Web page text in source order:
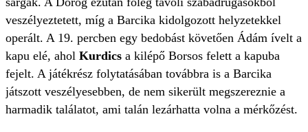
veszélyeztetett, míg a Barcika kidolgozott helyzetekkel
operált. A 19. percben egy bedobást követően Ádám ívelt a
kapu elé, ahol Kurdics a kilépő Borsos felett a kapuba
fejelt. A játékrész folytatásában továbbra is a Barcika
játszott veszélyesebben, de nem sikerült megszereznie a
harmadik találatot, ami talán lezárhatta volna a mérkőzést.